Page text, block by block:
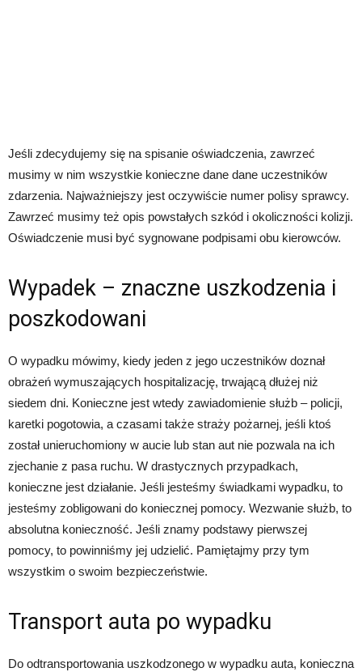
Jeśli zdecydujemy się na spisanie oświadczenia, zawrzeć
musimy w nim wszystkie konieczne dane dane uczestników
zdarzenia. Najważniejszy jest oczywiście numer polisy sprawcy.
Zawrzeć musimy też opis powstałych szkód i okoliczności kolizji.
Oświadczenie musi być sygnowane podpisami obu kierowców.
Wypadek – znaczne uszkodzenia i
poszkodowani
O wypadku mówimy, kiedy jeden z jego uczestników doznał
obrażeń wymuszających hospitalizację, trwającą dłużej niż
siedem dni. Konieczne jest wtedy zawiadomienie służb – policji,
karetki pogotowia, a czasami także straży pożarnej, jeśli ktoś
został unieruchomiony w aucie lub stan aut nie pozwala na ich
zjechanie z pasa ruchu. W drastycznych przypadkach,
konieczne jest działanie. Jeśli jesteśmy świadkami wypadku, to
jesteśmy zobligowani do koniecznej pomocy. Wezwanie służb, to
absolutna konieczność. Jeśli znamy podstawy pierwszej
pomocy, to powinniśmy jej udzielić. Pamiętajmy przy tym
wszystkim o swoim bezpieczeństwie.
Transport auta po wypadku
Do odtransportowania uszkodzonego w wypadku auta, konieczna